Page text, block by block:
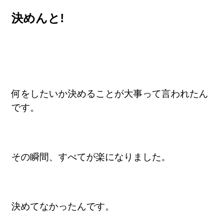
決めんと!
何をしたいか決めることが大事って言われたん
です。
その瞬間、すべてが楽になりました。
決めてなかったんです。